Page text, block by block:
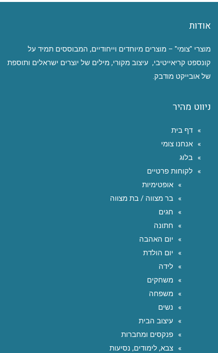
אודות
מוצרי "צומי" – מוצרים מיוחדים וייחודיים, המבוססים תמיד על
קונספט קריאייטיבי, עיצוב מקורי, מילים של יוצרים ישראלים ותוספת
של אובייקט מודבק.
ניווט מהיר
דף בית
אנחנו צומי
בלוג
לקוחות פרטיים
אופטימיות
בר מצווה / בת מצווה
חגים
חתונה
יום האהבה
יום הולדת
לידה
משחקים
משפחה
נשים
עיצוב הבית
פנקסים ומחברות
צבא, לימודים, נסיעות